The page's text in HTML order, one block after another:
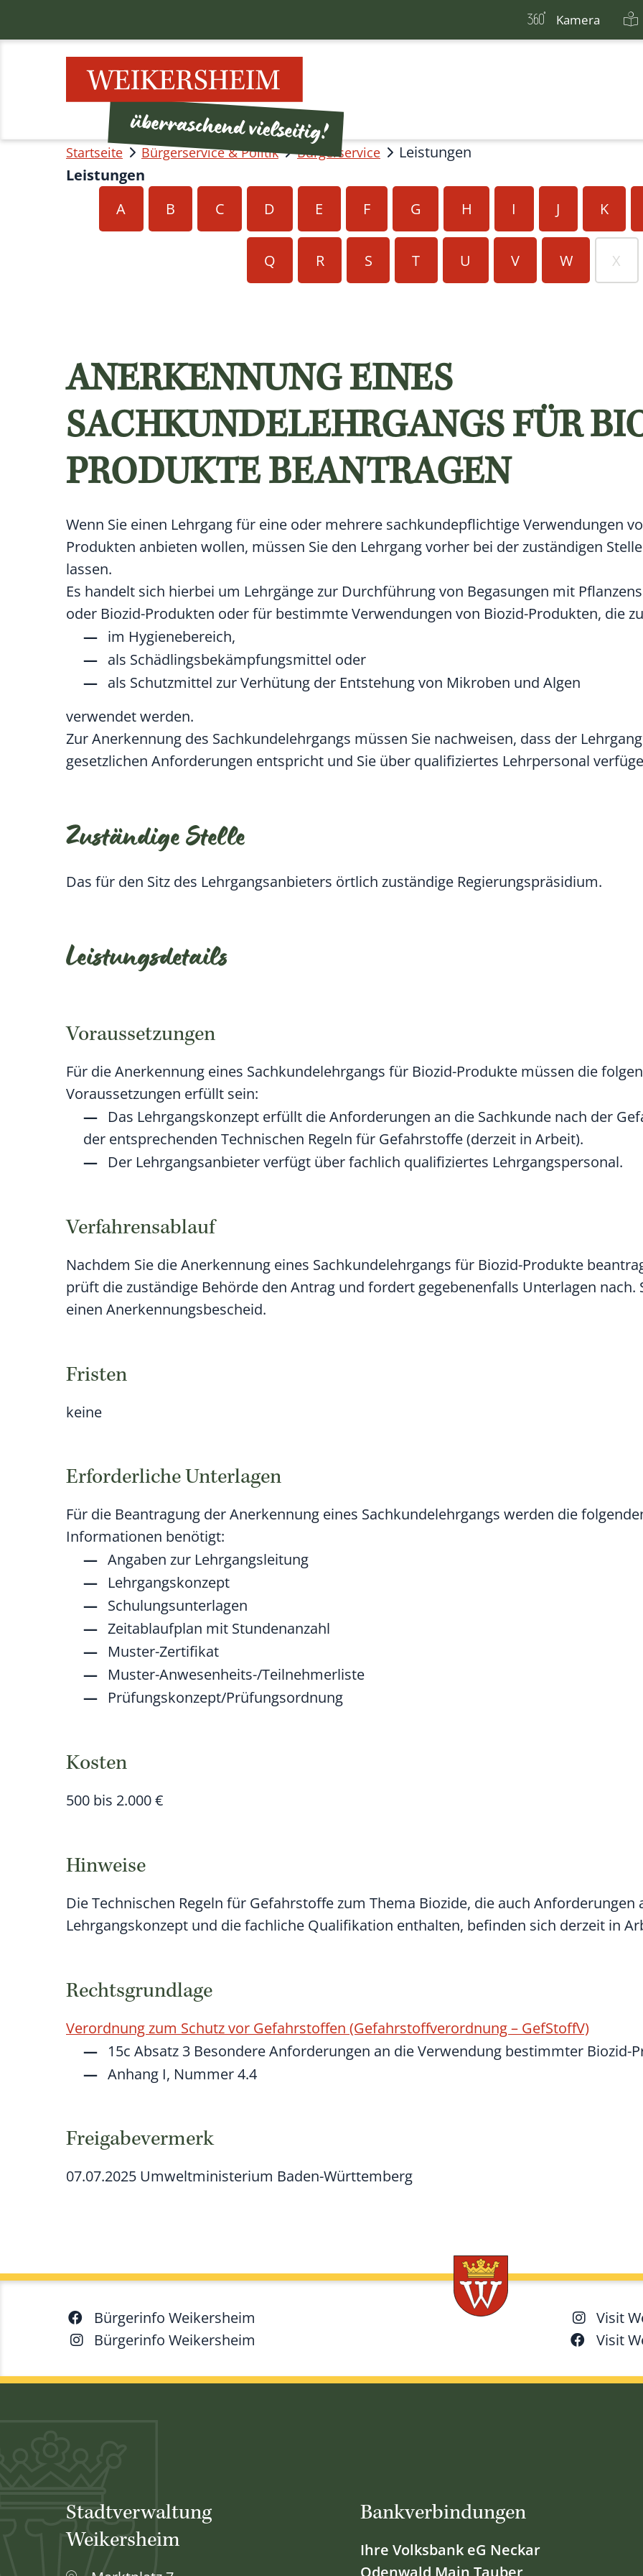
Kamera
Startseite Bürgerservice & Politik Bürgerservice
Leistungen
Leistungen
A
B C D E F G H I J K
Q R S T U V W X
ANERKENNUNG EINES
SACHKUNDELEHRGANGS FÜR
PRODUKTE BEANTRAGEN
Wenn Sie einen Lehrgang für eine oder mehrere sachkundepflichtige Verwendungen
Produkten anbieten wollen, müssen Sie den Lehrgang vorher bei der zuständigen
lassen.
Es handelt sich hierbei um Lehrgänge zur Durchführung von Begasungen mit
oder Biozid-Produkten oder für bestimmte Verwendungen von Biozid-Produkten, die
im Hygienebereich,
als Schädlingsbekämpfungsmittel oder
als Schutzmittel zur Verhütung der Entstehung von Mikroben und Algen
verwendet werden.
Zur Anerkennung des Sachkundelehrgangs müssen Sie nachweisen, dass der
gesetzlichen Anforderungen entspricht und Sie über qualifiziertes Lehrpersonal
Zuständige Stelle
Das für den Sitz des Lehrgangsanbieters örtlich zuständige Regierungspräsidium.
Leistungsdetails
Voraussetzungen
Für die Anerkennung eines Sachkundelehrgangs für Biozid-Produkte müssen die
Voraussetzungen erfüllt sein:
Das Lehrgangskonzept erfüllt die Anforderungen an die Sachkunde nach der
der entsprechenden Technischen Regeln für Gefahrstoffe (derzeit in Arbeit).
Der Lehrgangsanbieter verfügt über fachlich qualifiziertes Lehrgangspersonal.
Verfahrensablauf
Nachdem Sie die Anerkennung eines Sachkundelehrgangs für Biozid-Produkte
prüft die zuständige Behörde den Antrag und fordert gegebenenfalls Unterlagen nach.
einen Anerkennungsbescheid.
Fristen
keine
Erforderliche Unterlagen
Für die Beantragung der Anerkennung eines Sachkundelehrgangs werden die
Informationen benötigt:
Angaben zur Lehrgangsleitung
Lehrgangskonzept
Schulungsunterlagen
Zeitablaufplan mit Stundenanzahl
Muster-Zertifikat
Muster-Anwesenheits-/Teilnehmerliste
Prüfungskonzept/Prüfungsordnung
Kosten
500 bis 2.000 €
Hinweise
Die Technischen Regeln für Gefahrstoffe zum Thema Biozide, die auch Anforderungen
Lehrgangskonzept und die fachliche Qualifikation enthalten, befinden sich derzeit in
Rechtsgrundlage
Verordnung zum Schutz vor Gefahrstoffen (Gefahrstoffverordnung – GefStoffV)
15c Absatz 3 Besondere Anforderungen an die Verwendung bestimmter Biozid-
Anhang I, Nummer 4.4
Freigabevermerk
07.07.2025 Umweltministerium Baden-Württemberg
Bürgerinfo Weikersheim
Bürgerinfo Weikersheim
Visit
Visit
Stadtverwaltung
Weikersheim
Bankverbindungen
Ihre Volksbank eG Neckar